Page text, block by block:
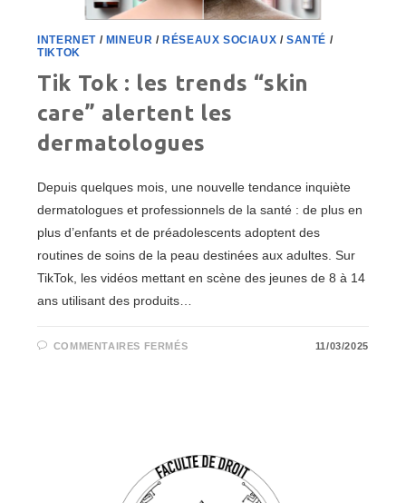
INTERNET / MINEUR /RÉSEAUX SOCIAUX /SANTÉ /
TIKTOK
Tik Tok : les trends “skin
care” alertent les
dermatologues
Depuis quelques mois, une nouvelle tendance inquiète
dermatologues et professionnels de la santé : de plus en
plus d’enfants et de préadolescents adoptent des
routines de soins de la peau destinées aux adultes. Sur
TikTok, les vidéos mettant en scène des jeunes de 8 à 14
ans utilisant des produits…
COMMENTAIRES FERMÉSSUR
DERMATOLOGUES
11/03/2025